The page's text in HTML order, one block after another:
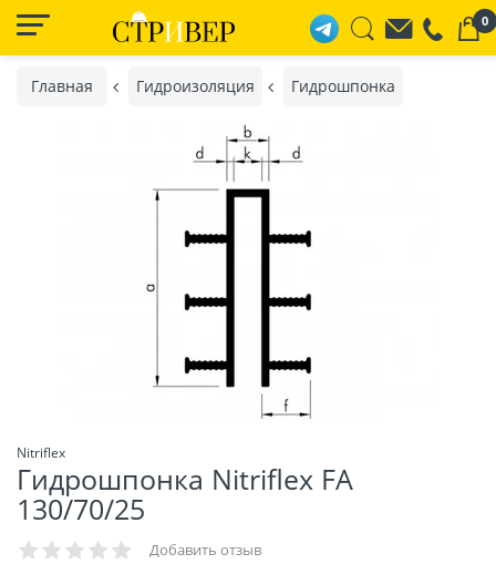
0
Главная Гидроизоляция Гидрошпонка
Nitriflex
Гидрошпонка Nitriflex FA
130/70/25
Добавить отзыв